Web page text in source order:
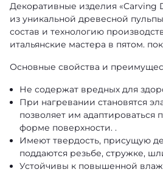
Декоративные изделия «Carving
из уникальной древесной
состав и технологию
итальянские мастера в пятом.
Основные свойства и
Не содержат вредных для
При нагревании становятся
позволяет им адаптироваться
форме поверхности. .
Имеют твердость, присущую
поддаются резьбе, стружке,
Устойчивы к повышенной